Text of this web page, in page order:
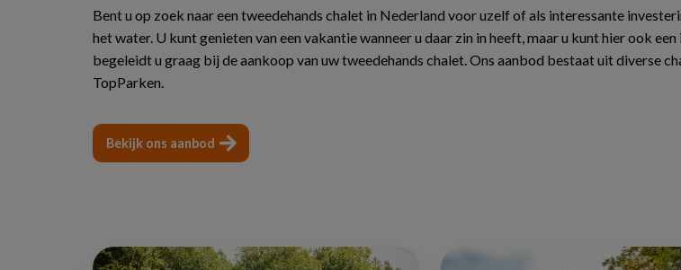
Bent u op zoek naar een tweedehands chalet in Nederland voor uzelf of als interessante
het water. U kunt genieten van een vakantie wanneer u daar zin in heeft, maar u kunt hier ook
begeleidt u graag bij de aankoop van uw tweedehands chalet. Ons aanbod bestaat uit diverse
TopParken.
Bekijk ons aanbod
Ontdek
Over